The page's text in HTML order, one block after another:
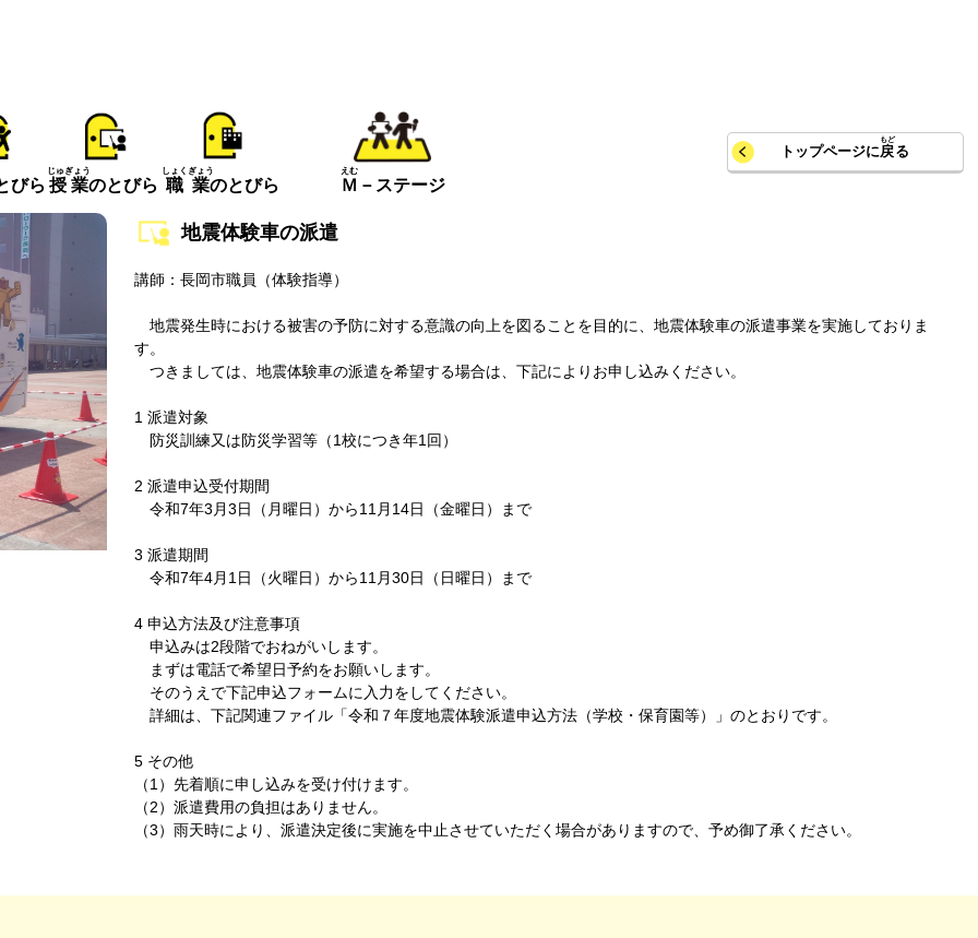
トップページに戻る
びら 授業
じゅぎょう
のとびら 職業
しょくぎょう
のとびら Ｍ
えむ
－ステージ
地震体験車の派遣
講師：長岡市職員（体験指導）
地震発生時における被害の予防に対する意識の向上を図ることを目的に、地震体験車の派遣事業を実施しておりま
す。
つきましては、地震体験車の派遣を希望する場合は、下記によりお申し込みください。
1 派遣対象
防災訓練又は防災学習等（1校につき年1回）
2 派遣申込受付期間
令和7年3月3日（月曜日）から11月14日（金曜日）まで
3 派遣期間
令和7年4月1日（火曜日）から11月30日（日曜日）まで
4 申込方法及び注意事項
申込みは2段階でおねがいします。
まずは電話で希望日予約をお願いします。
そのうえで下記申込フォームに入力をしてください。
詳細は、下記関連ファイル「令和７年度地震体験派遣申込方法（学校・保育園等）」のとおりです。
5 その他
（1）先着順に申し込みを受け付けます。
（2）派遣費用の負担はありません。
（3）雨天時により、派遣決定後に実施を中止させていただく場合がありますので、予め御了承ください。